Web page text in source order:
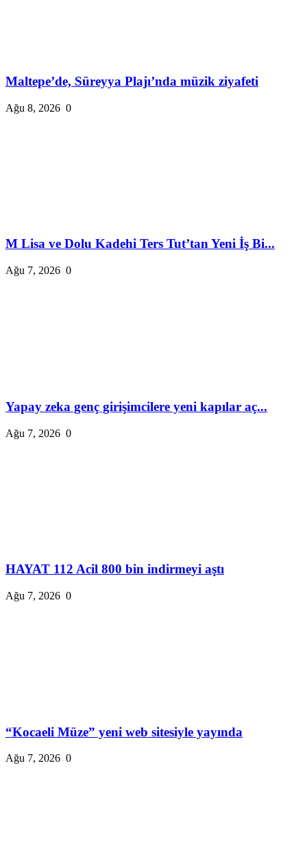
Maltepe’de, Süreyya Plajı’nda müzik ziyafeti
Ağu 8, 2026 0
M Lisa ve Dolu Kadehi Ters Tut’tan Yeni İş Bi...
Ağu 7, 2026 0
Yapay zeka genç girişimcilere yeni kapılar aç...
Ağu 7, 2026 0
HAYAT 112 Acil 800 bin indirmeyi aştı
Ağu 7, 2026 0
“Kocaeli Müze” yeni web sitesiyle yayında
Ağu 7, 2026 0